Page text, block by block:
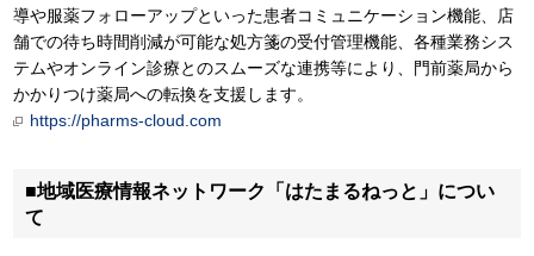
導や服薬フォローアップといった患者コミュニケーション機能、店
舗での待ち時間削減が可能な処方箋の受付管理機能、各種業務シス
テムやオンライン診療とのスムーズな連携等により、門前薬局から
かかりつけ薬局への転換を支援します。
https://pharms-cloud.com
■地域医療情報ネットワーク「はたまるねっと」につい
て